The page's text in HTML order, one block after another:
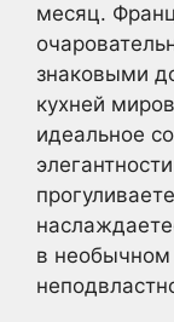
месяц.
знаковыми
кухней
идеальное
в необычном